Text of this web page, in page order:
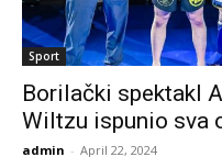
Sport
Borilački spektakl
Wiltzu ispunio sva
admin - April 22, 2024